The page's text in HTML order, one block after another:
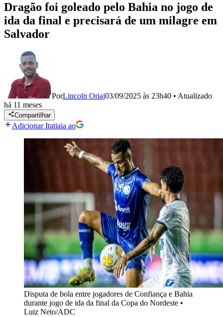
Dragão foi goleado pelo Bahia no jogo de
ida da final e precisará de um milagre em
Salvador
PorLincoln Oriaj03/09/2025 às 23h40 • Atualizado
há 11 meses
Compartilhar
Adicionar Itatiaia ao
Disputa de bola entre jogadores de Confiança e Bahia
durante jogo de ida da final da Copa do Nordeste •
Luiz Neto/ADC